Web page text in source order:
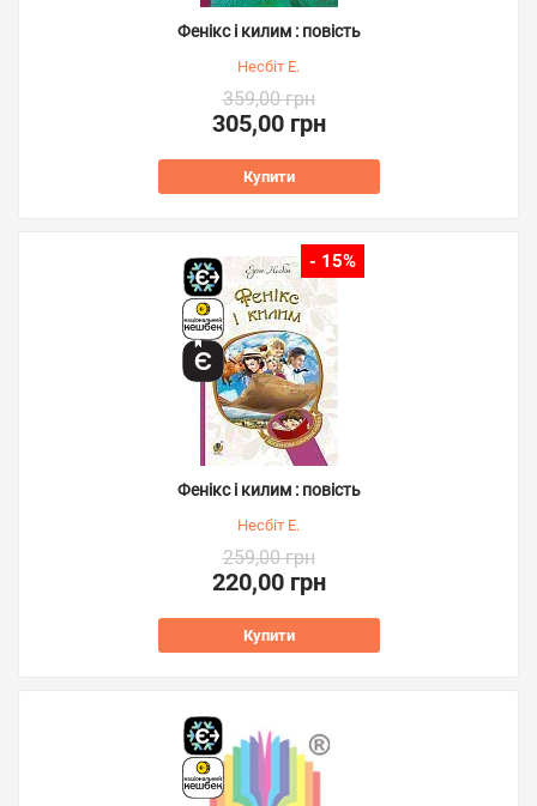
Фенікс і килим : повість
Несбіт Е.
359,00 грн
305,00 грн
Купити
- 15%
Фенікс і килим : повість
Несбіт Е.
259,00 грн
220,00 грн
Купити